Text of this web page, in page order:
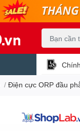
/ Điện cực ORP đầu